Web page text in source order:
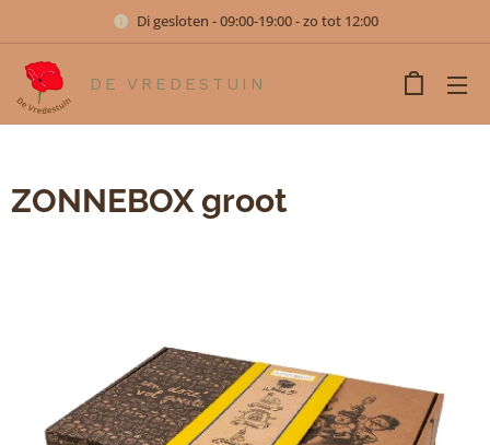
Di gesloten - 09:00-19:00 - zo tot 12:00
DE VREDESTUIN
ZONNEBOX groot